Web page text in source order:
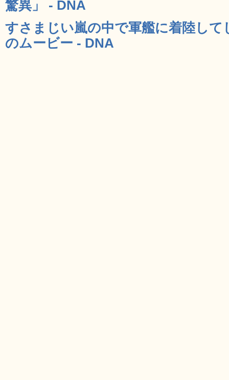
驚異」 - DNA
すさまじい嵐の中で軍艦に着陸し
のムービー - DNA